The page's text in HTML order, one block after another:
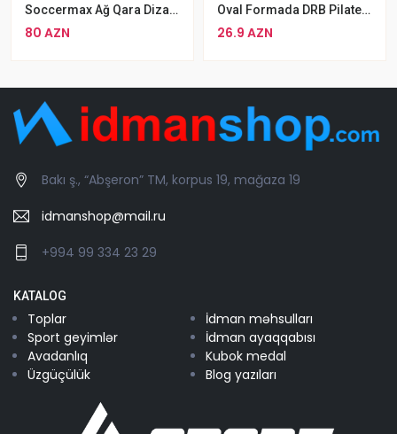
Soccermax Ağ Qara Dizayınlı Futbol Topu №5
80 AZN
Oval Formada DRB Pilates Topu Fıstıq 75 Sm Yoga Plates Topu Dəsti
26.9 AZN
Bakı ş., “Abşeron” TM, korpus 19, mağaza 19
idmanshop@mail.ru
+994 99 334 23 29
KATALOG
Toplar
İdman məhsulları
Sport geyimlər
İdman ayaqqabısı
Avadanlıq
Kubok medal
Üzgüçülük
Blog yazıları